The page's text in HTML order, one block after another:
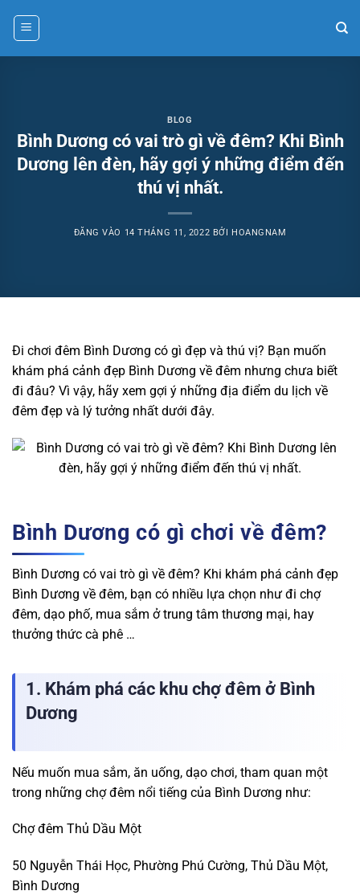
BLOG
Bình Dương có vai trò gì về đêm? Khi Bình
Dương lên đèn, hãy gợi ý những điểm đến
thú vị nhất.
ĐĂNG VÀO 14 THÁNG 11, 2022 BỞI HOANGNAM
Đi chơi đêm Bình Dương có gì đẹp và thú vị? Bạn muốn
khám phá cảnh đẹp Bình Dương về đêm nhưng chưa biết
đi đâu? Vì vậy, hãy xem gợi ý những địa điểm du lịch về
đêm đẹp và lý tưởng nhất dưới đây.
Bình Dương có gì chơi về đêm?
Bình Dương có vai trò gì về đêm? Khi khám phá cảnh đẹp
Bình Dương về đêm, bạn có nhiều lựa chọn như đi chợ
đêm, dạo phố, mua sắm ở trung tâm thương mại, hay
thưởng thức cà phê …
1. Khám phá các khu chợ đêm ở Bình
Dương
Nếu muốn mua sắm, ăn uống, dạo chơi, tham quan một
trong những chợ đêm nổi tiếng của Bình Dương như:
Chợ đêm Thủ Dầu Một
50 Nguyễn Thái Học, Phường Phú Cường, Thủ Dầu Một,
Bình Dương